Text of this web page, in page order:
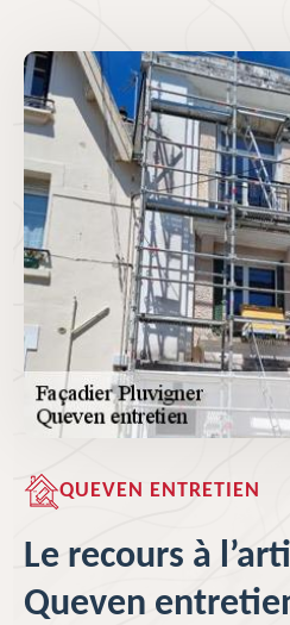
QUEVEN ENTRETIEN
Le recours à
Queven